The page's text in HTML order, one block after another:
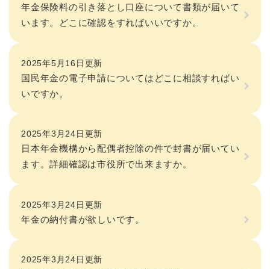
年金保険料の引き落とし口座について書類が届いて
います。どこに確認をすればいいですか。
2025年5月16日更新
国民年金の電子申請についてはどこに相談すればい
いですか。
2025年3月24日更新
日本年金機構から配偶者控除の件で封書が届いてい
ます。詳細確認は市役所で出来ますか。
2025年3月24日更新
年金の納付書が欲しいです。
2025年3月24日更新